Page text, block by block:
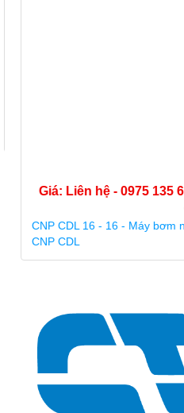
Giá: Liên hệ - 0975 135
CNP CDL 16 - 16 - Máy bơm
CNP CDL